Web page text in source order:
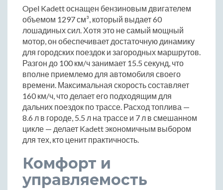
Opel Kadett оснащен бензиновым двигателем
объемом 1297 см³, который выдает 60
лошадиных сил. Хотя это не самый мощный
мотор, он обеспечивает достаточную динамику
для городских поездок и загородных маршрутов.
Разгон до 100 км/ч занимает 15.5 секунд, что
вполне приемлемо для автомобиля своего
времени. Максимальная скорость составляет
160 км/ч, что делает его подходящим для
дальних поездок по трассе. Расход топлива —
8.6 л в городе, 5.5 л на трассе и 7 л в смешанном
цикле — делает Kadett экономичным выбором
для тех, кто ценит практичность.
Комфорт и
управляемость